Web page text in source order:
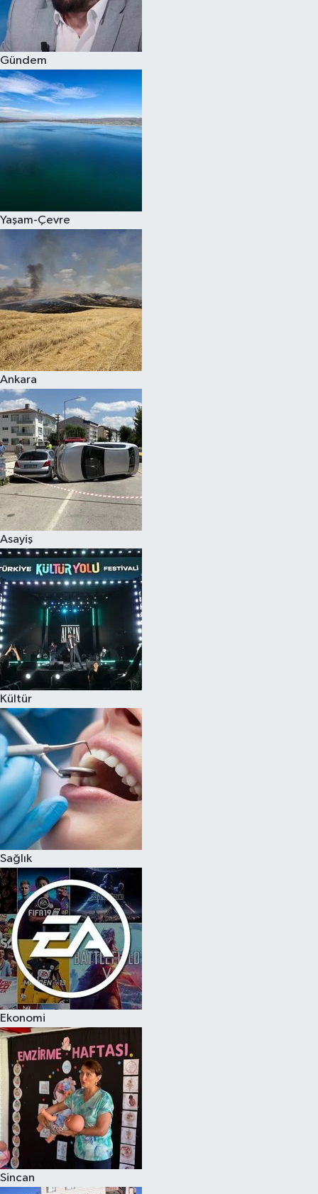
Gündem
Yaşam-Çevre
Ankara
Asayiş
Kültür
Sağlık
Ekonomi
Sincan
Spor
Burç Yorumları
Çocuk
Eğitim
Kim kimdir?
Kültür Sanat
Sağlık
Siyaset
Teknoloji
Televizyon
Yaşam-Çevre